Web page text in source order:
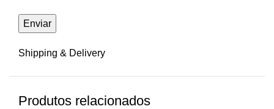
Shipping & Delivery
Produtos relacionados